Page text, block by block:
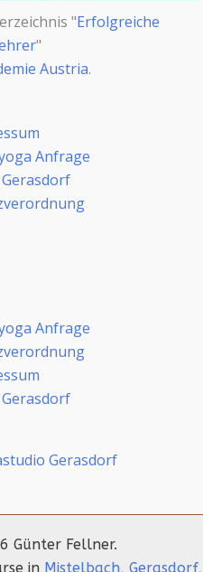
"Erfolgreiche
"
Austria.
Anfrage
Anfrage
Günter Fellner.
in Mistelbach, Gerasdorf,